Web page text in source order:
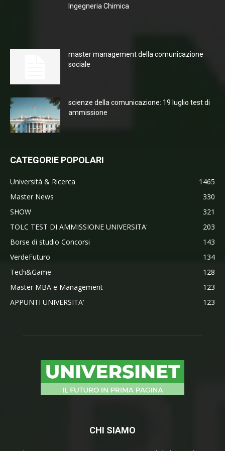
Ingegneria Chimica
master management della comunicazione
sociale
scienze della comunicazione: 19 luglio test di
ammissione
CATEGORIE POPOLARI
Università & Ricerca
1465
Master News
330
SHOW
321
TOLC TEST DI AMMISSIONE UNIVERSITA'
203
Borse di studio Concorsi
143
VerdeFuturo
134
Tech&Game
128
Master MBA e Management
123
APPUNTI UNIVERSITA'
123
CHI SIAMO